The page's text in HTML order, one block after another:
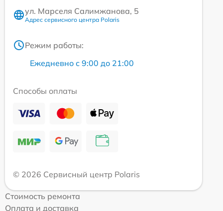
ул. Марселя Салимжанова, 5
Адрес сервисного центра Polaris
Режим работы:
Ежедневно с 9:00 до 21:00
Способы оплаты
© 2026 Сервисный центр Polaris
Стоимость ремонта
Оплата и доставка